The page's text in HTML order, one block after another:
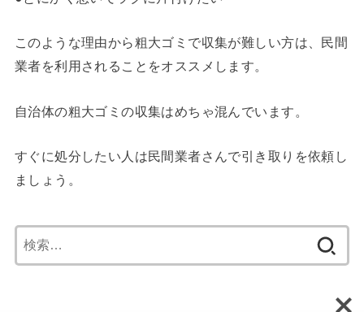
このような理由から粗大ゴミで収集が難しい方は、民間
業者を利用されることをオススメします。
自治体の粗大ゴミの収集はめちゃ混んでいます。
すぐに処分したい人は民間業者さんで引き取りを依頼し
ましょう。
索: